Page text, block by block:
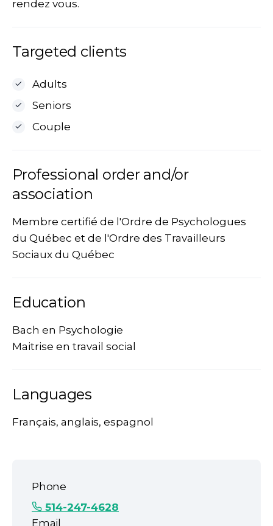
rendez vous.
Targeted clients
Adults
Seniors
Couple
Professional order and/or
association
Membre certifié de l'Ordre de Psychologues
du Québec et de l'Ordre des Travailleurs
Sociaux du Québec
Education
Bach en Psychologie
Maitrise en travail social
Languages
Français, anglais, espagnol
Phone
514-247-4628
Email